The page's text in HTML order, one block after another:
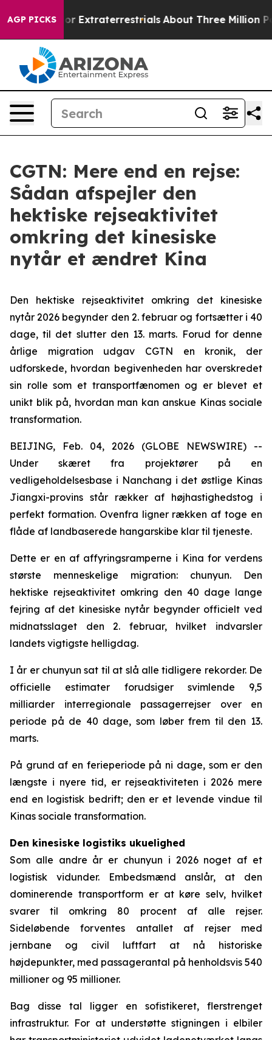
AGP PICKS
Hunt for Extraterrestrials About Three Million
CGTN: Mere end en rejse:
Sådan afspejler den
hektiske rejseaktivitet
omkring det kinesiske
nytår et ændret Kina
Den hektiske rejseaktivitet omkring det kinesiske
nytår 2026 begynder den 2. februar og fortsætter i 40
dage, til det slutter den 13. marts. Forud for denne
årlige migration udgav CGTN en kronik, der
udforskede, hvordan begivenheden har overskredet
sin rolle som et transportfænomen og er blevet et
unikt blik på, hvordan man kan anskue Kinas sociale
transformation.
BEIJING, Feb. 04, 2026 (GLOBE NEWSWIRE) --
Under skæret fra projektører på en
vedligeholdelsesbase i Nanchang i det østlige Kinas
Jiangxi-provins står rækker af højhastighedstog i
perfekt formation. Ovenfra ligner rækken af toge en
flåde af landbaserede hangarskibe klar til tjeneste.
Dette er en af affyringsramperne i Kina for verdens
største menneskelige migration: chunyun. Den
hektiske rejseaktivitet omkring den 40 dage lange
fejring af det kinesiske nytår begynder officielt ved
midnatsslaget den 2. februar, hvilket indvarsler
landets vigtigste helligdag.
I år er chunyun sat til at slå alle tidligere rekorder. De
officielle estimater forudsiger svimlende 9,5
milliarder interregionale passagerrejser over en
periode på de 40 dage, som løber frem til den 13.
marts.
På grund af en ferieperiode på ni dage, som er den
længste i nyere tid, er rejseaktiviteten i 2026 mere
end en logistisk bedrift; den er et levende vindue til
Kinas sociale transformation.
Den kinesiske logistiks ukuelighed
Som alle andre år er chunyun i 2026 noget af et
logistisk vidunder. Embedsmænd anslår, at den
dominerende transportform er at køre selv, hvilket
svarer til omkring 80 procent af alle rejser.
Sideløbende forventes antallet af rejser med
jernbane og civil luftfart at nå historiske
højdepunkter, med passagerantal på henholdsvis 540
millioner og 95 millioner.
Bag disse tal ligger en sofistikeret, flerstrenget
infrastruktur. For at understøtte stigningen i elbiler